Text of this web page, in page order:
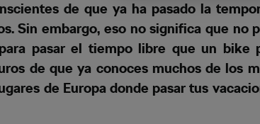
de que ya ha pasado la
Sin embargo, eso no significa que no
pasar el tiempo libre que un bike
de que ya conoces muchos de los
de Europa donde pasar tus